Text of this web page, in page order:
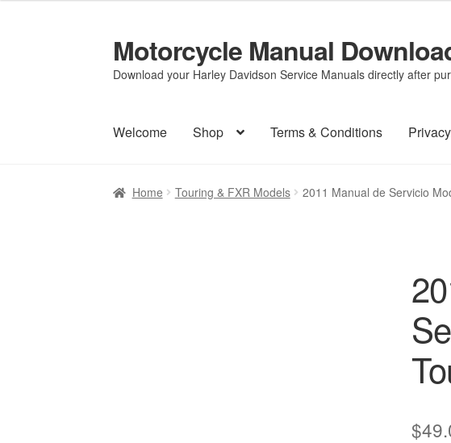
Skip
to
navigation
Skip
to
content
Motorcycle Manual
Download your Harley Davidson Service Manuals directly after
Welcome Shop Terms & Conditions
Home Touring & FXR Models 2011 Manual de Servicio
$